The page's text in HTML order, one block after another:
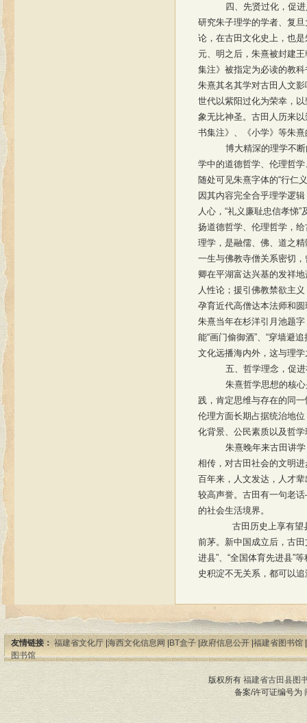
四、先贤过化，促
研究朱子理学的学者、复
论，在古田文化史上，也
元、明之后，朱熹被封建
集注》被指定为必读的教
朱熹其名其学对古田人文
世代以紫阳过化为荣幸，
象无比神圣。古田人历来
书集注》、《小学》等朱
博大精深的理学不
学中的道德哲学、伦理哲
随处可见朱熹字体的“行仁
因其内容完全合乎理学逻
人心，“礼义廉耻忠信孝悌
扬道德哲学、伦理哲学，
理学，是融儒、佛、道之精
一生与佛教寺僧关系密切
卿在平湖富达兴基的发祥
人性论；援引佛教禁欲主
孕育近代高僧达本法师和圆
朱熹当年在杉洋引月池题
能“画门偷御酒”、“穿墙避
文化远播海内外，这与理
五、哲学理念，促
朱熹哲学思想的核
践，肯定思维与存在的同
伦理方面长期占据统治地
化背景、公民素质以及哲
朱熹晚年来古田讲
相传，对古田社会的文明
百年来，人文发达，人才
较高声誉。古田有一句老
的社会生活境界。
古田历史上享有望
前茅。新中国成立后，古
进县”、“全国体育先进县”
史积淀不无关系，都可以
友情链接： 福建省文化厅|海西文化信息网|BT盒子|政府信息公开|福建省图书馆|
图书馆
版权所有 福建省古田县图
备案/许可证编号为